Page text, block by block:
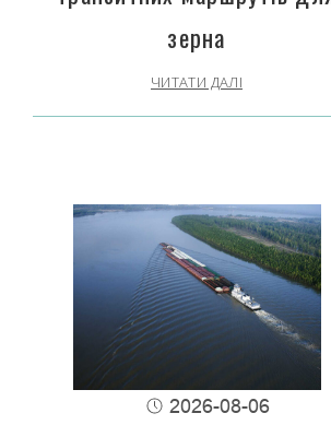
зерна
ЧИТАТИ ДАЛІ
2026-08-06